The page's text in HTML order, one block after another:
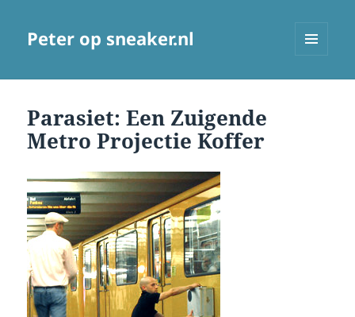
Peter op sneaker.nl
Parasiet: Een Zuigende
Metro Projectie Koffer